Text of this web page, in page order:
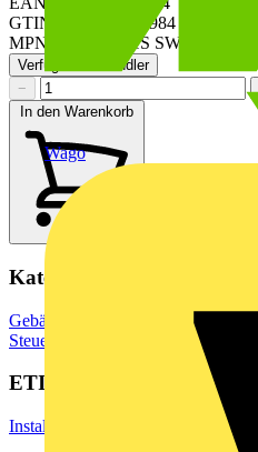
Wago
GTIN: 4011377194984
MPN: LS 459 D 1S SWM
Verfügbar: 1 Händler
−
In den Warenkorb
Kategorien
Gebäudeleittechnik & Automation
Steuerungen
ETIM Group
Installationsbussysteme